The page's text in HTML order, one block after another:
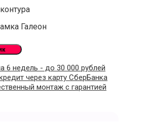
Галеон
6 недель - до 30 000 рублей
через карту СберБанка
монтаж с гарантией